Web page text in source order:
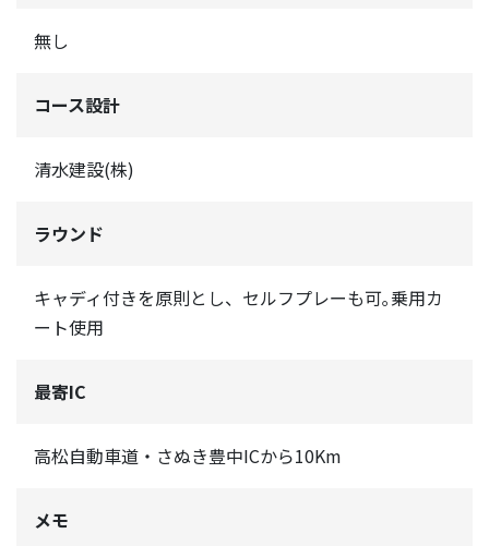
無し
コース設計
清水建設(株)
ラウンド
キャディ付きを原則とし、セルフプレーも可｡乗用カ
ート使用
最寄IC
高松自動車道・さぬき豊中ICから10Km
メモ